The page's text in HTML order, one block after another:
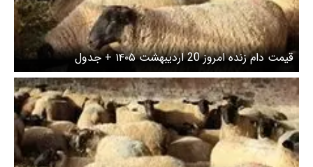
قیمت دام زنده امروز 20 اردیبهشت ۱۴۰۵ + جدول